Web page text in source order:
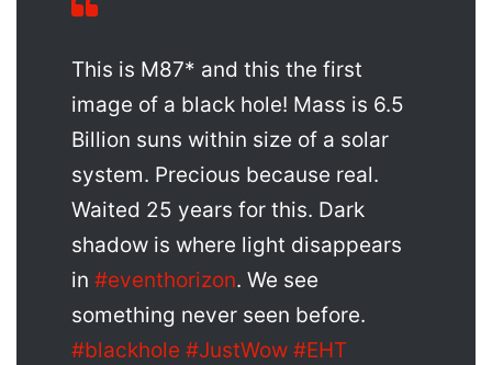
This is M87* and this the first
image of a black hole! Mass is 6.5
Billion suns within size of a solar
system. Precious because real.
Waited 25 years for this. Dark
shadow is where light disappears
in #eventhorizon. We see
something never seen before.
#blackhole #JustWow #EHT